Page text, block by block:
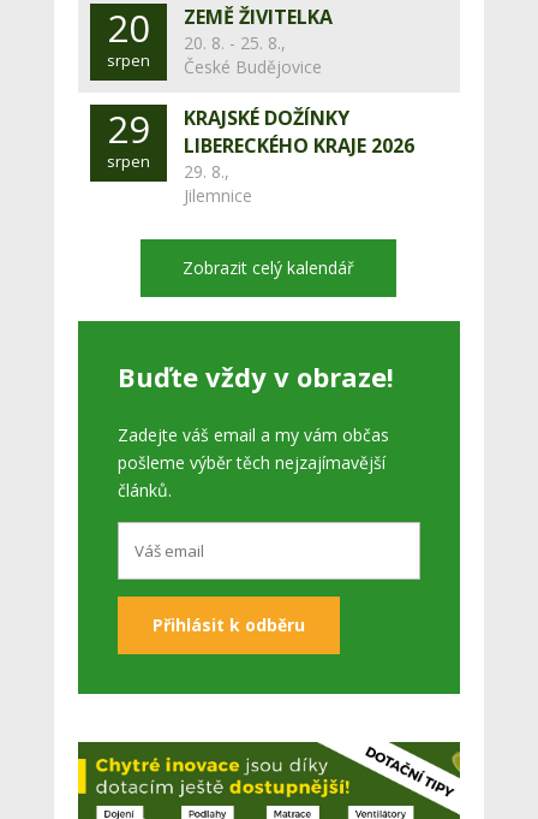
20
srpen
ZEMĚ ŽIVITELKA
20. 8. - 25. 8.,
České Budějovice
29
srpen
KRAJSKÉ DOŽÍNKY
LIBERECKÉHO KRAJE 2026
29. 8.,
Jilemnice
Zobrazit celý kalendář
Buďte vždy v obraze!
Zadejte váš email a my vám občas
pošleme výběr těch nejzajímavější
článků.